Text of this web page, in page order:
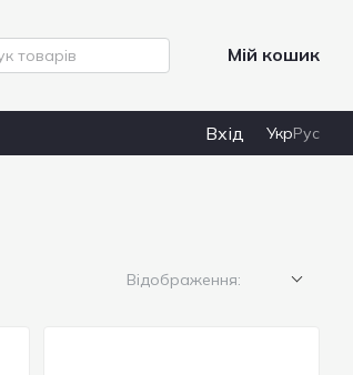
Мій кошик
Вхід УкрРус
Відображення: